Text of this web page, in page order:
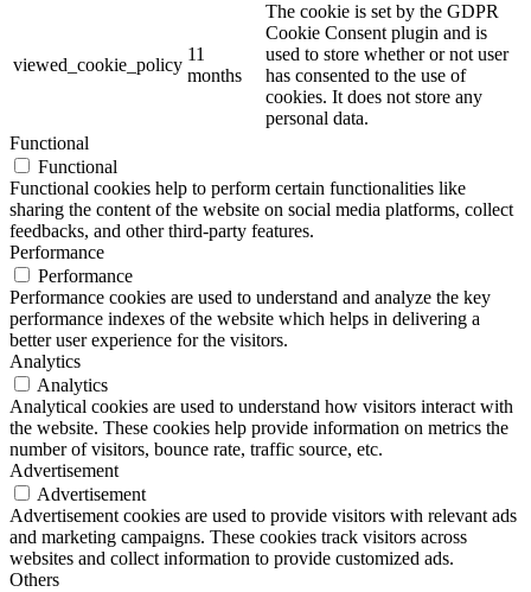
viewed_cookie_policy
11
months
The cookie is set by the GDPR
Cookie Consent plugin and is
used to store whether or not user
has consented to the use of
cookies. It does not store any
personal data.
Functional
Functional
Functional cookies help to perform certain functionalities like
sharing the content of the website on social media platforms, collect
feedbacks, and other third-party features.
Performance
Performance
Performance cookies are used to understand and analyze the key
performance indexes of the website which helps in delivering a
better user experience for the visitors.
Analytics
Analytics
Analytical cookies are used to understand how visitors interact with
the website. These cookies help provide information on metrics the
number of visitors, bounce rate, traffic source, etc.
Advertisement
Advertisement
Advertisement cookies are used to provide visitors with relevant ads
and marketing campaigns. These cookies track visitors across
websites and collect information to provide customized ads.
Others